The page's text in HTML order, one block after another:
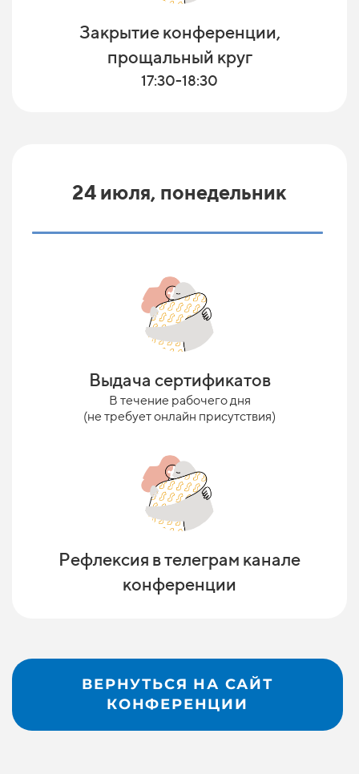
Закрытие конференции,
прощальный круг
17:30-18:30
24 июля, понедельник
Выдача сертификатов
В течение рабочего дня
(не требует онлайн присутствия)
Рефлексия в телеграм канале
конференции
ВЕРНУТЬСЯ НА САЙТ
КОНФЕРЕНЦИИ